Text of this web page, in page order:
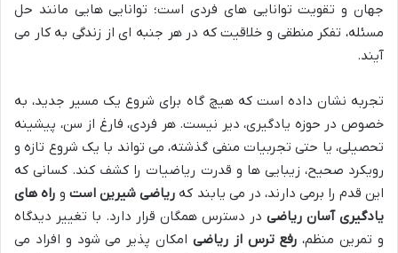
جهان و تقویت توانایی های فردی است؛ توانایی هایی مانند حل
مسئله، تفکر منطقی و خلاقیت که در هر جنبه ای از زندگی به کار می
آیند.
تجربه نشان داده است که هیچ گاه برای شروع یک مسیر جدید، به
خصوص در حوزه یادگیری، دیر نیست. هر فردی، فارغ از سن، پیشینه
تحصیلی، یا حتی تجربیات منفی گذشته، می تواند با یک شروع تازه و
رویکرد صحیح، زیبایی ها و قدرت ریاضیات را کشف کند. کسانی که
این قدم را برمی دارند، در می یابند که ریاضی شیرین استو راه های
یادگیری آسان ریاضی در دسترس همگان قرار دارد. با تغییر دیدگاه
و تمرین منظم، رفع ترس از ریاضی امکان پذیر می شود و افراد می